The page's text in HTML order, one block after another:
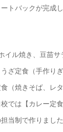
トバックが完成
イル焼き、豆苗
ざ定食（手作り
（焼きそば、レ
では【カレー定
当制で作りました